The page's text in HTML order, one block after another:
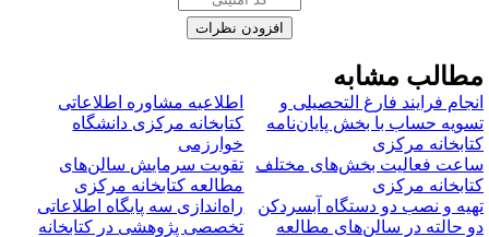
مشابه
فرایند فارغ ‌التحصیلی و
حساب با بخش پایان‌نامه
مرکزی
اطلاعیه مشاوره اطلاعاتی
کتابخانه مرکزی دانشگاه
خوارزمی
فعالیت بخش‌های مختلف
مرکزی
تقویت سرمایش سالن‌های
مطالعه کتابخانه مرکزی
و نصب دو دستگاه آبسردکن
حالته در سالن‌های مطالعه
راه‌اندازی سه پایگاه اطلاعاتی
تخصصی پژوهشی در کتابخانه